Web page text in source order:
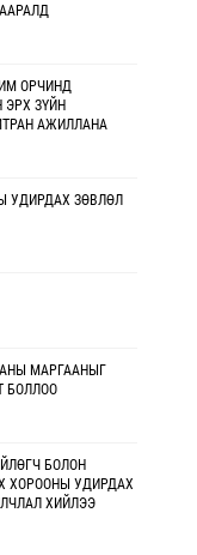
ОРЧИНД
ЭРХ ЗҮЙН
АЖИЛЛАНА
УДИРДАХ ЗӨВЛӨЛ
МАРГААНЫГ
БОЛЛОО
БОЛОН
ХОРООНЫ УДИРДАХ
ХИЙЛЭЭ